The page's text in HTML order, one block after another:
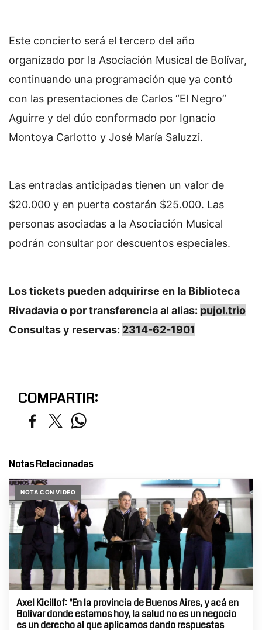
Este concierto será el tercero del año
organizado por la Asociación Musical de Bolívar,
continuando una programación que ya contó
con las presentaciones de Carlos “El Negro”
Aguirre y del dúo conformado por Ignacio
Montoya Carlotto y José María Saluzzi.
Las entradas anticipadas tienen un valor de
$20.000 y en puerta costarán $25.000. Las
personas asociadas a la Asociación Musical
podrán consultar por descuentos especiales.
Los tickets pueden adquirirse en la Biblioteca
Rivadavia o por transferencia al alias: pujol.trio
Consultas y reservas: 2314-62-1901
COMPARTIR:
Notas Relacionadas
NOTA CON VIDEO
Axel Kicillof: "En la provincia de Buenos Aires, y acá en
Bolívar donde estamos hoy, la salud no es un negocio
es un derecho al que aplicamos dando respuestas